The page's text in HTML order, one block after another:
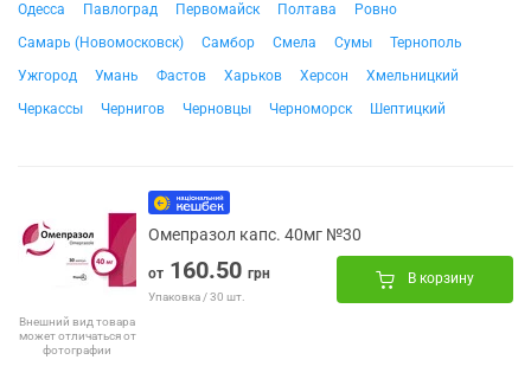
Одесса
Павлоград Первомайск Полтава
Ровно
Самарь (Новомосковск)
Самбор Смела Сумы
Тернополь
Ужгород
Умань Фастов Харьков Херсон
Хмельницкий
Черкассы
Чернигов Черновцы Черноморск Шептицкий
Внешний вид товара
может отличаться от
фотографии
Омепразол капс. 40мг №30
от 160.50 грн
Упаковка / 30 шт.
В корзину